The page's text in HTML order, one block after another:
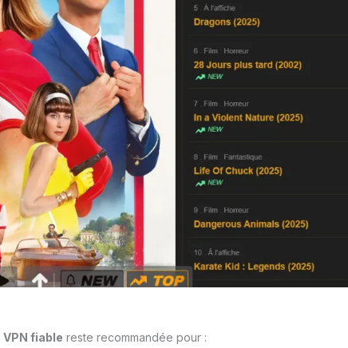
VPN fiable reste recommandée pour :